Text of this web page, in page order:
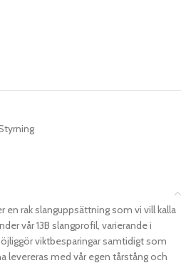
en rak slanguppsättning som vi vill kalla
vår 13B slangprofil, varierande i
viktbesparingar samtidigt som
levereras med vår egen tårstång och